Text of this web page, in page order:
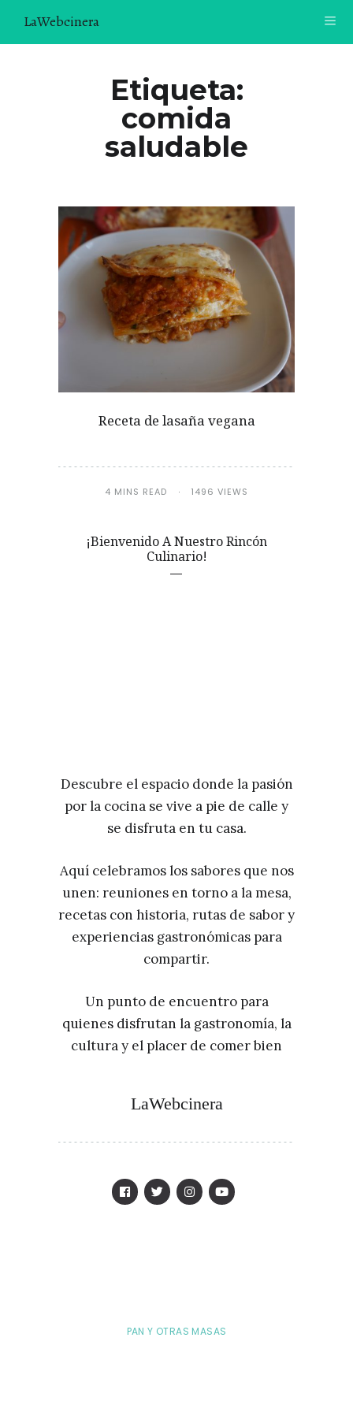
LaWebcinera
¿TE GUSTARÍA UNIRTE A NUESTRA AVENTURA GASTRON
ÓMICA?
ÚNETE A LA NEWSLETTER
RECOMENDACIONES
Etiqueta:
comida
saludable
Receta de lasaña vegana
4 MINS READ 1496 VIEWS
¡Bienvenido A Nuestro Rincón
Culinario!
Descubre el espacio donde la pasión
por la cocina se vive a pie de calle y
se disfruta en tu casa.
Aquí celebramos los sabores que nos
unen: reuniones en torno a la mesa,
recetas con historia, rutas de sabor y
experiencias gastronómicas para
compartir.
Un punto de encuentro para
quienes disfrutan la gastronomía, la
cultura y el placer de comer bien
LaWebcinera
PAN Y OTRAS MASAS